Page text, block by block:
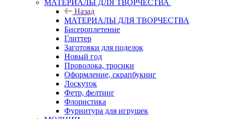
МАТЕРИАЛЫ ДЛЯ ТВОРЧЕСТВА
Назад
МАТЕРИАЛЫ ДЛЯ ТВОРЧЕСТВА
Бисероплетение
Глиттер
Заготовки для поделок
Новый год
Проволока, тросики
Оформление, скрапбукинг
Лоскуток
Фетр, фелтинг
Флористика
Фурнитура для игрушек